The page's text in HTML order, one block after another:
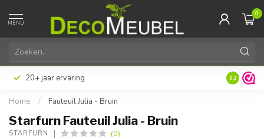
MENU
0
20+ jaar ervaring 9.3
Home / Fauteuil Julia - Bruin
Starfurn Fauteuil Julia - Bruin
STARFURN (0)